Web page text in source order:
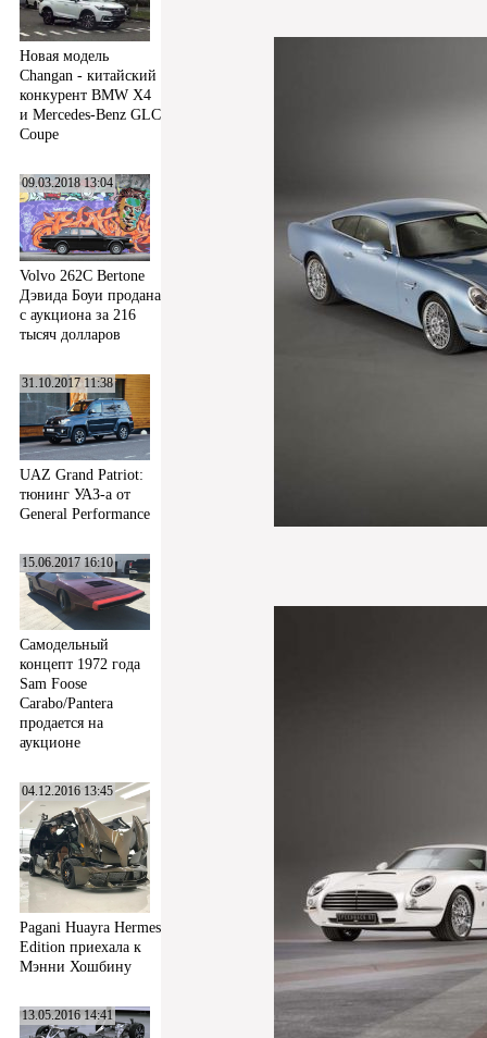
Новая модель
Changan - китайский
конкурент BMW X4
и Mercedes-Benz GLC
Coupe
09.03.2018 13:04
Volvo 262C Bertone
Дэвида Боуи продана
с аукциона за 216
тысяч долларов
31.10.2017 11:38
UAZ Grand Patriot:
тюнинг УАЗ-а от
General Performance
15.06.2017 16:10
Самодельный
концепт 1972 года
Sam Foose
Carabo/Pantera
продается на
аукционе
04.12.2016 13:45
Pagani Huayra Hermes
Edition приехала к
Мэнни Хошбину
13.05.2016 14:41